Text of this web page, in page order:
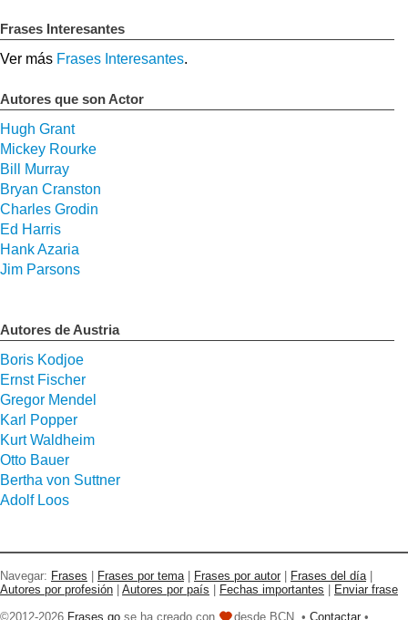
Frases Interesantes
Ver más Frases Interesantes.
Autores que son Actor
Hugh Grant
Mickey Rourke
Bill Murray
Bryan Cranston
Charles Grodin
Ed Harris
Hank Azaria
Jim Parsons
Autores de Austria
Boris Kodjoe
Ernst Fischer
Gregor Mendel
Karl Popper
Kurt Waldheim
Otto Bauer
Bertha von Suttner
Adolf Loos
Navegar: Frases Frases por tema| Frases por autor Frases del día|
Autores por profesión
Autores por país Fechas importantes
Enviar frase
©2012-2026 Frases go se ha creado con desde BCN. • Contactar •